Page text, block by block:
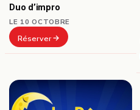
Duo d’impro
LE 10 OCTOBRE
Réserver